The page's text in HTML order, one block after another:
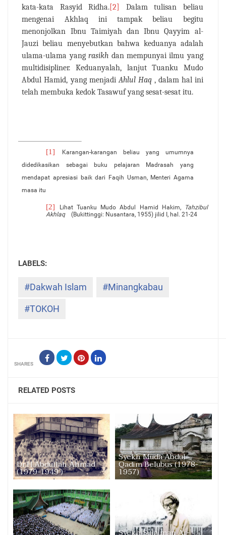
kata-kata RasyidRidha.[2] Dalamtulisan beliau
mengenai Akhlaq initampakbeliau begitu
menonjolkan Ibnu Taimiyah dan Ibnu Qayyim al-
Jauzi beliau menyebutkan bahwa keduanya adalah
ulama-ulama yangrasikh dan mempunyai ilmu yang
multidisipliner.Keduanyalah, lanjutTuanku Mudo
Abdul Hamid, yang menjadiAhlul Haq, dalam hal ini
telahmembukakedokTasawufyangsesat-sesatitu.
[1]
Karangan-karangan beliau yang umumnya
didedikasikan sebagai buku pelajaran Madrasah yang
mendapatapresiasi baikdari Faqih Usman, Menteri Agama
masa itu
[2] Lihat Tuanku MudoAbdul Hamid Hakim,
Tahzibul
Akhlaq
(Bukittinggi: Nusantara, 1955) jilid I, hal. 21-24
#Dakwah Islam #Minangkabau
#TOKOH
SHARES
RELATED POSTS
Dr.H.Abdullah Ahmad
(1979-1949 )
Syekh Muda Abdul
Qadim Belubus (1978-
1957)